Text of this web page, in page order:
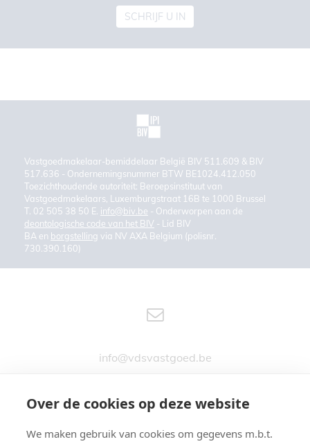
SCHRIJF U IN
Vastgoedmakelaar-bemiddelaar België BIV 511.609 & BIV
517.636 - Ondernemingsnummer BTW BE1024.412.050
Toezichthoudende autoriteit: Beroepsinstituut van
Vastgoedmakelaars, Luxemburgstraat 16B te 1000 Brussel
T. 02 505 38 50 E. info@biv.be - Onderworpen aan de
deontologische code van het BIV - Lid BIV
BA en borgstelling via NV AXA Belgium (polisnr.
730.390.160)
info@vdsvastgoed.be
Stationsstraat 76
Over de cookies op deze website
We maken gebruik van cookies om gegevens m.b.t.